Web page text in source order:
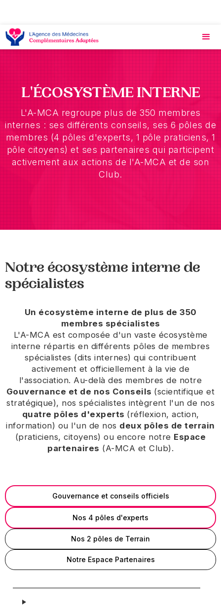
L'ÉCOSYSTÈME INTERNE
L'A-MCA regroupe plus de 350 membres
internes : ses différents conseils, ses 6 pôles de
membres (4 pôles d'experts, 1 pôle praticiens, 1
pôle citoyens) et ses partenaires qui participent
activement aux actions de l'A-MCA et de son
Club.
Notre écosystème interne de
spécialistes
Un écosystème interne de plus de 350
membres spécialistes
L'A-MCA est composée d'un vaste écosystème
interne répartis en différents pôles de membres
spécialistes (dits internes) qui contribuent
activement et officiellement à la vie de
l'association. Au-delà des membres de notre
Gouvernance et de nos Conseils (scientifique et
stratégique), nos spécialistes intègrent l'un de nos
quatre pôles d'experts (réflexion, action,
information) ou l'un de nos deux pôles de terrain
(praticiens, citoyens) ou encore notre Espace
partenaires (A-MCA et Club).
Gouvernance et conseils officiels
Nos 4 pôles d'experts
Nos 2 pôles de Terrain
Notre Espace Partenaires